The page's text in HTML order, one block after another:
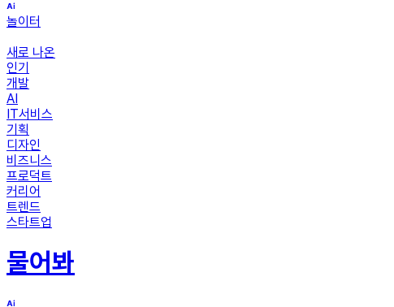
놀이터
새로 나온
인기
개발
AI
IT서비스
기획
디자인
비즈니스
프로덕트
커리어
트렌드
스타트업
물어봐